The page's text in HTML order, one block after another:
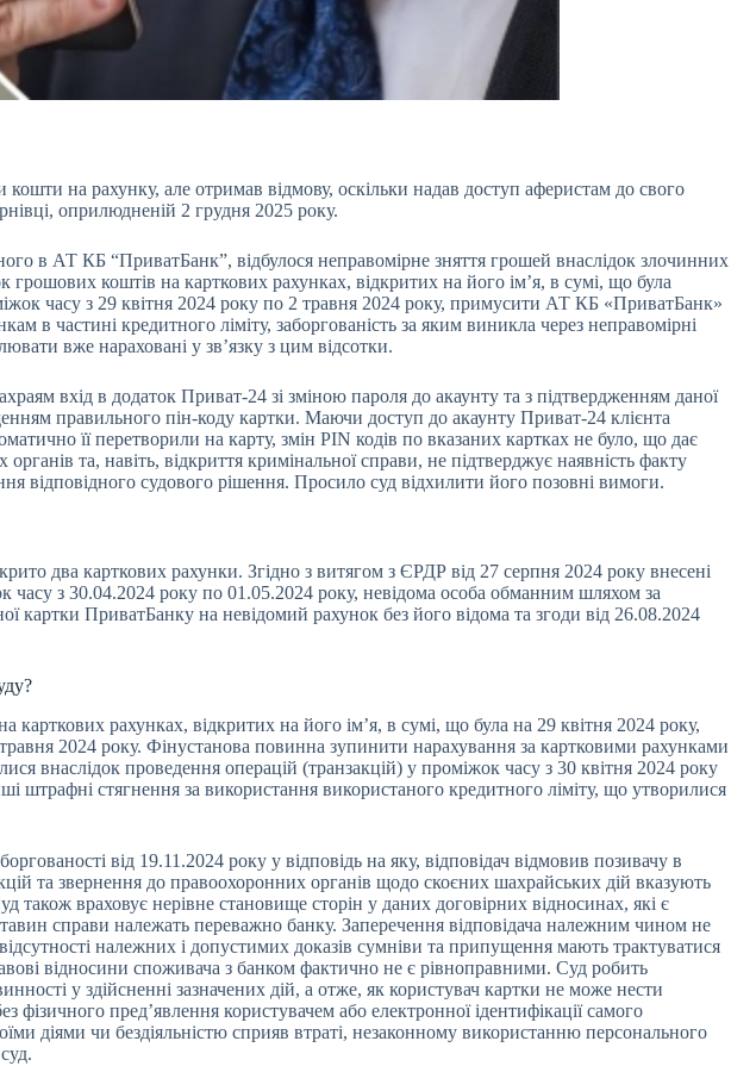
на рахунку, але отримав відмову, оскільки надав доступ аферистам до свого
оприлюдненій 2 грудня 2025 року.
в АТ КБ “ПриватБанк”, відбулося неправомірне зняття грошей внаслідок злочинних
коштів на карткових рахунках, відкритих на його ім’я, в сумі, що була
часу з 29 квітня 2024 року по 2 травня 2024 року, примусити АТ КБ «ПриватБанк»
в частині кредитного ліміту, заборгованість за яким виникла через неправомірні
вже нараховані у зв’язку з цим відсотки.
вхід в додаток Приват-24 зі зміною пароля до акаунту та з підтвердженням даної
правильного пін-коду картки. Маючи доступ до акаунту Приват-24 клієнта
її перетворили на карту, змін PIN кодів по вказаних картках не було, що дає
та, навіть, відкриття кримінальної справи, не підтверджує наявність факту
відповідного судового рішення. Просило суд відхилити його позовні вимоги.
два карткових рахунки. Згідно з витягом з ЄРДР від 27 серпня 2024 року внесені
з 30.04.2024 року по 01.05.2024 року, невідома особа обманним шляхом за
картки ПриватБанку на невідомий рахунок без його відома та згоди від 26.08.2024
рахунках, відкритих на його ім’я, в сумі, що була на 29 квітня 2024 року,
2024 року. Фінустанова повинна зупинити нарахування за картковими рахунками
внаслідок проведення операцій (транзакцій) у проміжок часу з 30 квітня 2024 року
стягнення за використання використаного кредитного ліміту, що утворилися
від 19.11.2024 року у відповідь на яку, відповідач відмовив позивачу в
та звернення до правоохоронних органів щодо скоєних шахрайських дій вказують
також враховує нерівне становище сторін у даних договірних відносинах, які є
справи належать переважно банку. Заперечення відповідача належним чином не
належних і допустимих доказів сумніви та припущення мають трактуватися
відносини споживача з банком фактично не є рівноправними. Суд робить
у здійсненні зазначених дій, а отже, як користувач картки не може нести
фізичного пред’явлення користувачем або електронної ідентифікації самого
діями чи бездіяльністю сприяв втраті, незаконному використанню персонального